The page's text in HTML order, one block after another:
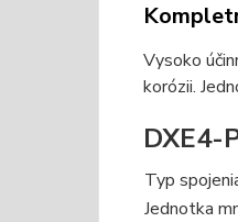
Vysoko
korózii.
DXE4-
Typ
Jednotka